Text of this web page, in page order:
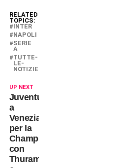
RELATED
TOPICS:
INTER
NAPOLI
SERIE
A
TUTTE-
LE-
NOTIZIE
UP NEXT
Juventus:
a
Venezia
per la
Champions
con
Thuram